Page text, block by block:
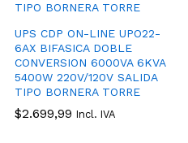
UPS CDP ON-LINE UPO22-
6AX BIFASICA DOBLE
CONVERSION 6000VA 6KVA
5400W 220V/120V SALIDA
TIPO BORNERA TORRE
$2.699,99 Incl. IVA